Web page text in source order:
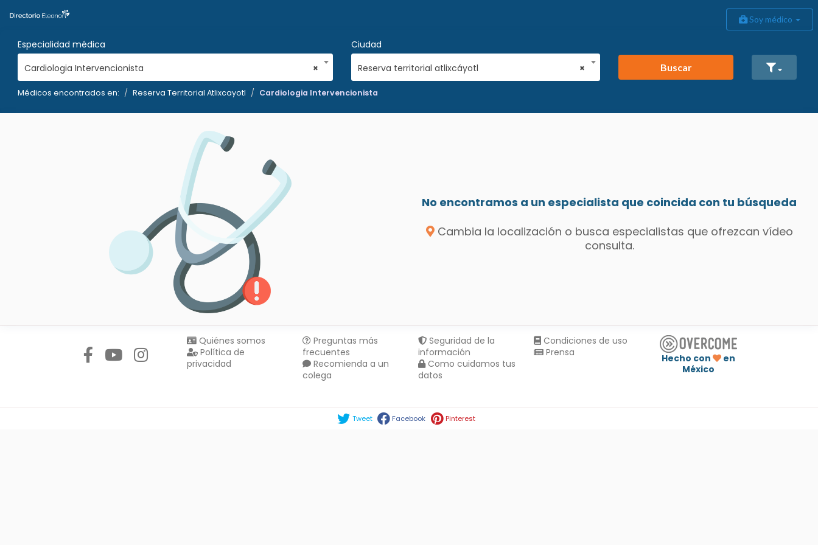
Soy médico
Especialidad médica
×
Cardiologia Intervencionista
Ciudad
×
Reserva territorial atlixcáyotl Buscar
Médicos encontrados en: Reserva Territorial Atlixcayotl Cardiologia Intervencionista
No encontramos a un especialista que coincida con tu búsqueda
Cambia la localización o busca especialistas que ofrezcan vídeo
consulta.
Quiénes somos
Política de
privacidad
Preguntas más
frecuentes
Recomienda a un
colega
Seguridad de la
información
Como cuidamos tus
datos
Condiciones de uso
Prensa
Hecho con
en
México
Tweet Facebook Pinterest